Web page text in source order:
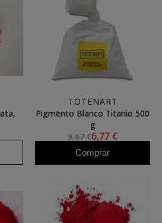
TOTENART
Pigmento Blanco Titanio 500
g
9,67 €6,77 €
Comprar